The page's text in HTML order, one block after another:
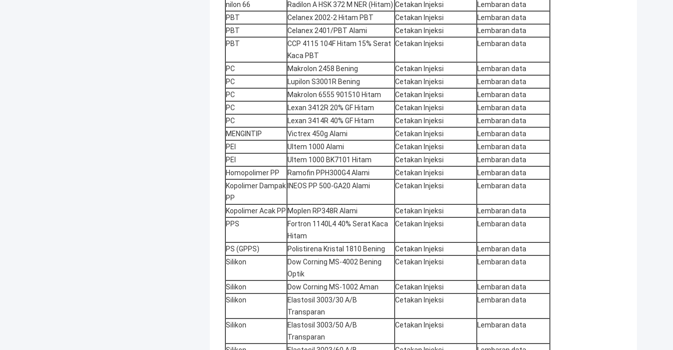
nilon 66 Radilon A HSK 372 M NER (Hitam) Cetakan Injeksi
Lembaran data
PBT
Celanex 2002-2 Hitam PBT Cetakan Injeksi
Lembaran data
PBT
Celanex 2401/PBT Alami Cetakan Injeksi
Lembaran data
PBT
CCP 4115 104F Hitam 15% Serat
Kaca PBT
Cetakan Injeksi Lembaran data
PC Makrolon 2458 Bening Cetakan Injeksi
Lembaran data
PC
Lupilon S3001R Bening Cetakan Injeksi
Lembaran data
PC
Makrolon 6555 901510 Hitam Cetakan Injeksi
Lembaran data
PC
Lexan 3412R 20% GF Hitam Cetakan Injeksi
Lembaran data
PC
Lexan 3414R 40% GF Hitam Cetakan Injeksi
Lembaran data
MENGINTIP
Victrex 450g Alami Cetakan Injeksi
Lembaran data
PEI
Ultem 1000 Alami Cetakan Injeksi
Lembaran data
PEI
Ultem 1000 BK7101 Hitam Cetakan Injeksi
Lembaran data
Homopolimer PP
Ramofin PPH300G4 Alami Cetakan Injeksi
Lembaran data
Kopolimer Dampak
PP
INEOS PP 500-GA20 Alami Cetakan Injeksi Lembaran data
Kopolimer Acak PP Moplen RP348R Alami Cetakan Injeksi
Lembaran data
PPS
Fortron 1140L4 40% Serat Kaca
Hitam
Cetakan Injeksi Lembaran data
PS (GPPS) Polistirena Kristal 1810 Bening Cetakan Injeksi
Lembaran data
Silikon
Dow Corning MS-4002 Bening
Optik
Cetakan Injeksi Lembaran data
Silikon Dow Corning MS-1002 Aman Cetakan Injeksi
Lembaran data
Silikon
Elastosil 3003/30 A/B
Transparan
Cetakan Injeksi Lembaran data
Silikon
Elastosil 3003/50 A/B
Transparan
Cetakan Injeksi Lembaran data